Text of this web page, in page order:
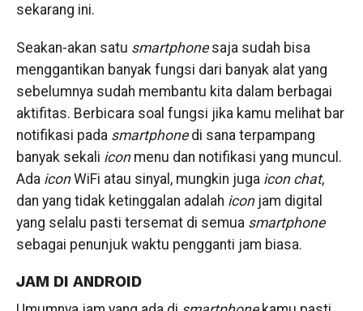
sekarang ini.
Seakan-akan satu smartphonesaja sudah bisa
menggantikan banyak fungsi dari banyak alat yang
sebelumnya sudah membantu kita dalam berbagai
aktifitas. Berbicara soal fungsi jika kamu melihat bar
notifikasi pada smartphonedi sana terpampang
banyak sekali iconmenu dan notifikasi yang muncul.
Ada iconWiFi atau sinyal, mungkin juga icon chat,
dan yang tidak ketinggalan adalah iconjam digital
yang selalu pasti tersemat di semua smartphone
sebagai penunjuk waktu pengganti jam biasa.
JAM DI ANDROID